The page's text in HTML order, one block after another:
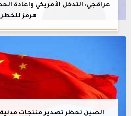
عراقجي: التدخل الأمريكي وإعادة
هرمز للخطر